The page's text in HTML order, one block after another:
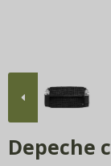
Depeche